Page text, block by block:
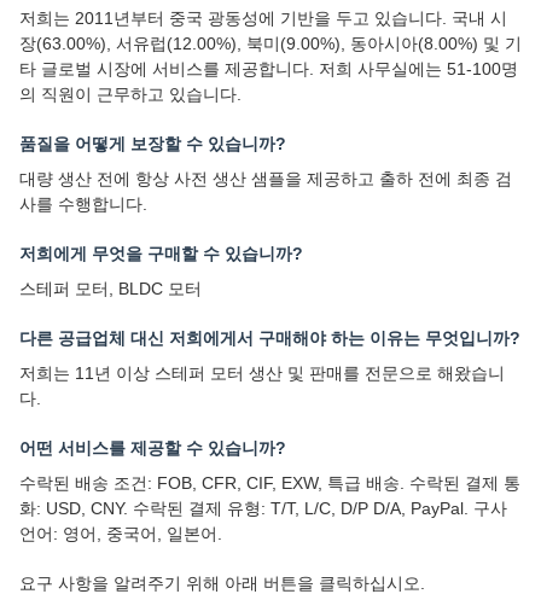
저희는 2011년부터 중국 광동성에 기반을 두고 있습니다. 국내 시
장(63.00%), 서유럽(12.00%), 북미(9.00%), 동아시아(8.00%) 및 기
타 글로벌 시장에 서비스를 제공합니다. 저희 사무실에는 51-100명
의 직원이 근무하고 있습니다.
품질을 어떻게 보장할 수 있습니까?
대량 생산 전에 항상 사전 생산 샘플을 제공하고 출하 전에 최종 검
사를 수행합니다.
저희에게 무엇을 구매할 수 있습니까?
스테퍼 모터, BLDC 모터
다른 공급업체 대신 저희에게서 구매해야 하는 이유는 무엇입니까?
저희는 11년 이상 스테퍼 모터 생산 및 판매를 전문으로 해왔습니
다.
어떤 서비스를 제공할 수 있습니까?
수락된 배송 조건: FOB, CFR, CIF, EXW, 특급 배송. 수락된 결제 통
화: USD, CNY. 수락된 결제 유형: T/T, L/C, D/P D/A, PayPal. 구사
언어: 영어, 중국어, 일본어.
요구 사항을 알려주기 위해 아래 버튼을 클릭하십시오.